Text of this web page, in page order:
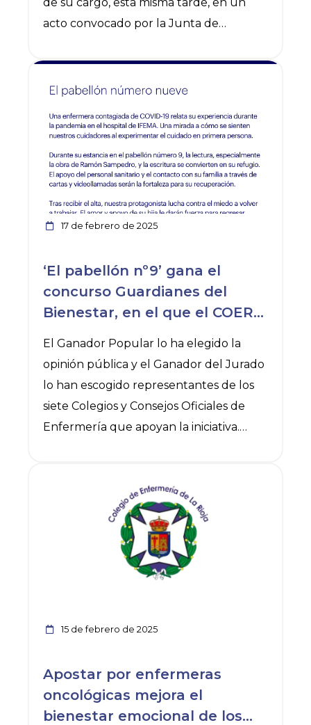
acto convocado por la Junta de
traspaso de poderes a la Junta de
Gobierno elegida el pasado 9 de
Ibáñez estará acompañada por otros seis
enfermeras, que integrarán su Junta de
Gobierno: José Antonio Ponce
Gutiérrez, Como vicepresidente; María
del Carmen García Romero, como
como tesorera y Virginia Lafuente Gil,
Lorena Abad
17 de febrero de 2025
‘El pabellón nº9’ gana el
concurso Guardianes del
Bienestar, en el que el COER
El Ganador Popular lo ha elegido la
opinión pública y el Ganador del Jurado
lo han escogido representantes de los
siete Colegios y Consejos Oficiales de
Enfermería que apoyan la iniciativa.
la enfermería con el cuidado de las
personas y destacan su papel esencial
para afrontar los desafíos de salud de
nuestra sociedad.
Concurso de relatos “Guardianes del
enfermeras por su atención a las
anuncia a los
Ver noticia
15 de febrero de 2025
Apostar por enfermeras
oncológicas mejora el
bienestar emocional de los